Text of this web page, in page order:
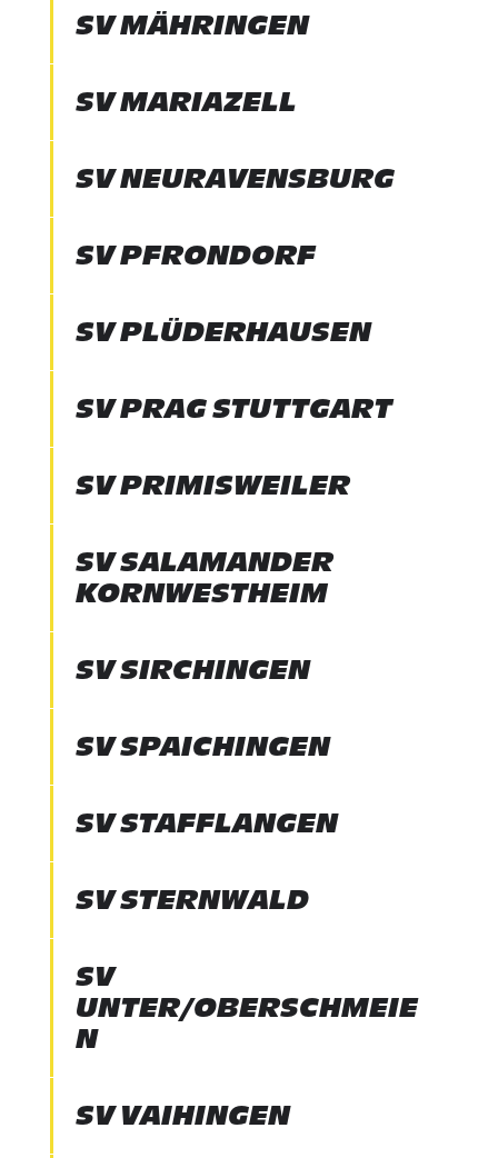
SV MÄHRINGEN
SV MARIAZELL
SV NEURAVENSBURG
SV PFRONDORF
SV PLÜDERHAUSEN
SV PRAG STUTTGART
SV PRIMISWEILER
SV SALAMANDER
KORNWESTHEIM
SV SIRCHINGEN
SV SPAICHINGEN
SV STAFFLANGEN
SV STERNWALD
SV
UNTER/OBERSCHMEIE
N
SV VAIHINGEN